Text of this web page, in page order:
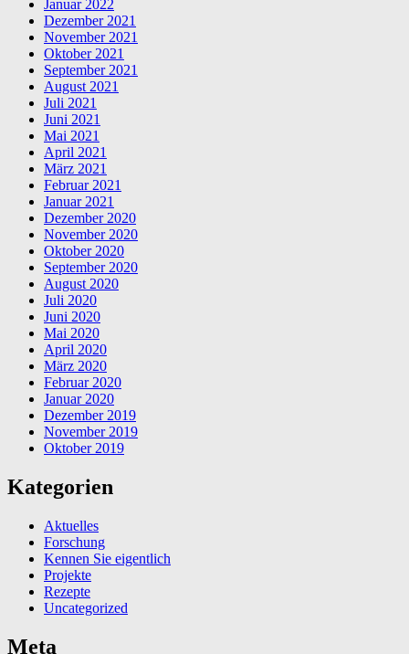
Januar 2022
Dezember 2021
November 2021
Oktober 2021
September 2021
August 2021
Juli 2021
Juni 2021
Mai 2021
April 2021
März 2021
Februar 2021
Januar 2021
Dezember 2020
November 2020
Oktober 2020
September 2020
August 2020
Juli 2020
Juni 2020
Mai 2020
April 2020
März 2020
Februar 2020
Januar 2020
Dezember 2019
November 2019
Oktober 2019
Kategorien
Aktuelles
Forschung
Kennen Sie eigentlich
Projekte
Rezepte
Uncategorized
Meta